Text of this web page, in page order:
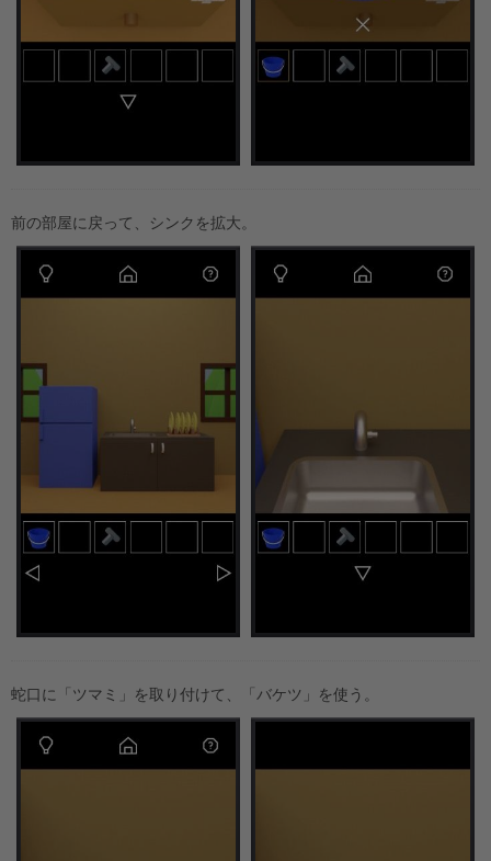
前の部屋に戻って、シンクを拡大。
蛇口に「ツマミ」を取り付けて、「バケツ」を使う。